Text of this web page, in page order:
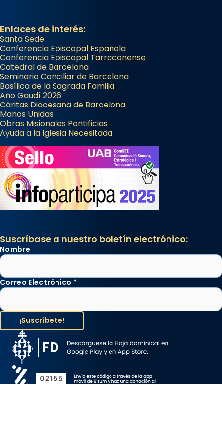
Enlaces de interés:
Santa Sede
Conferencia Episcopal Española
Conferencia Episcopal Tarraconense
Catedral de Barcelona
Seminario Conciliar de Barcelona
Basílica de la Sagrada Familia
Año Gaudí 2026
Cáritas Diocesana de Barcelona
Manos Unidas
Obras Misionales Pontificias
Ayuda a la Iglesia Necesitada
Suscríbase a nuestro boletín electrónico:
Nombre
Correo Electrónico *